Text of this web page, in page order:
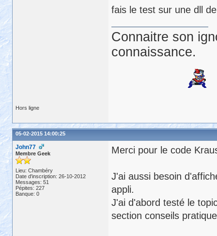
fais le test sur une dll
Connaitre son
connaissance.
Hors ligne
05-02-2015 14:00:25
John77
Membre Geek
Lieu: Chambéry
Date d'inscription: 26-10-2012
Messages: 51
Pépites: 227
Banque: 0
Merci pour le code
J'ai aussi besoin
appli.
J'ai d'abord testé le
section conseils